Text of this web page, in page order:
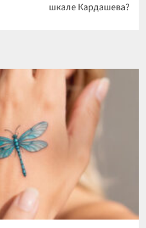
шкале Кардашева?